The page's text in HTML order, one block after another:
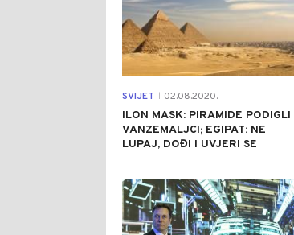
SVIJET 02.08.2020.
ILON MASK: PIRAMIDE PODIGLI
VANZEMALJCI; EGIPAT: NE
LUPAJ, DOĐI I UVJERI SE
0